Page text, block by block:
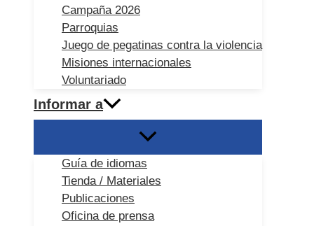
Campaña 2026
Parroquias
Juego de pegatinas contra la violencia
Misiones internacionales
Voluntariado
Informar a
Guía de idiomas
Tienda / Materiales
Publicaciones
Oficina de prensa